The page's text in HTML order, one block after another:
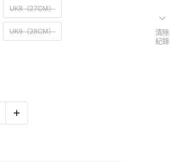
UK8（27CM）
UK9（28CM）
清除
紀錄